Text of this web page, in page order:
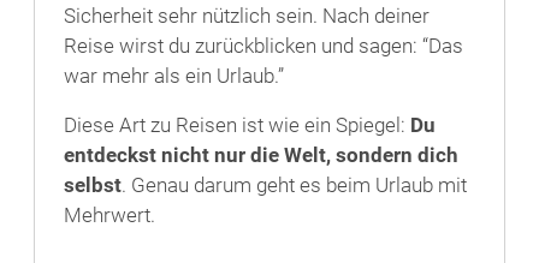
Sicherheit sehr nützlich sein. Nach deiner
Reise wirst du zurückblicken und sagen: “Das
war mehr als ein Urlaub.”
Diese Art zu Reisen ist wie ein Spiegel: Du
entdeckst nicht nur die Welt, sondern dich
selbst. Genau darum geht es beim Urlaub mit
Mehrwert.